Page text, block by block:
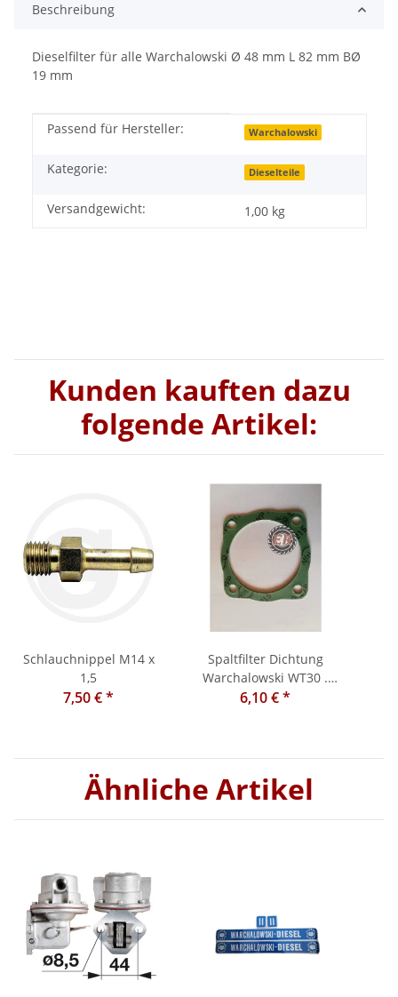
Beschreibung
Dieselfilter für alle Warchalowski Ø 48 mm L 82 mm BØ
19 mm
Produkteigenschaft
Wert
Passend für Hersteller: Warchalowski
Kategorie: Dieselteile
Versandgewicht: 1,00 kg
Kunden kauften dazu
folgende Artikel:
Schlauchnippel M14 x
1,5
7,50 €*
Spaltfilter Dichtung
Warchalowski WT30 .
Steyr T 80.84.86.180.182
6,10 €*
Ähnliche Artikel